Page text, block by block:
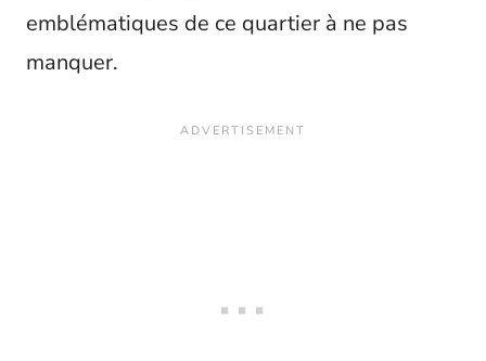
emblématiques de ce quartier à ne pas
manquer.